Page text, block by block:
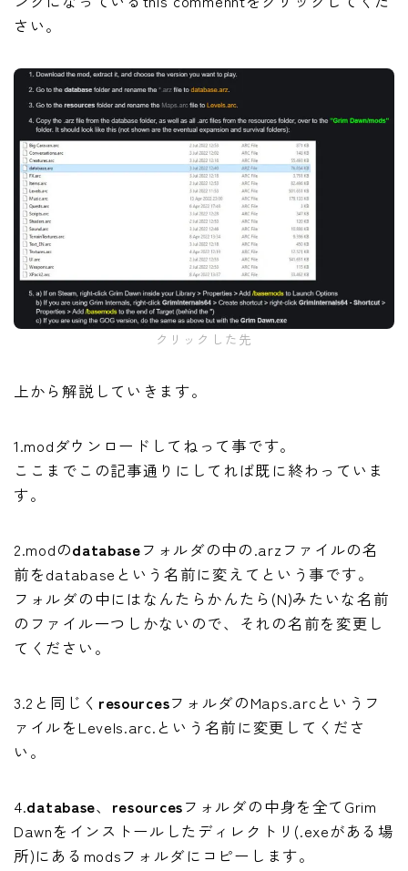
さい。
クリックした先
上から解説していきます。
1.modダウンロードしてねって事です。
ここまでこの記事通りにしてれば既に終わっていま
す。
2.modのdatabaseフォルダの中の.arzファイルの名
前をdatabaseという名前に変えてという事です。
フォルダの中にはなんたらかんたら(N)みたいな名前
のファイル一つしかないので、それの名前を変更し
てください。
3.2と同じく resourcesフォルダのMaps.arcというフ
ァイルをLevels.arc.という名前に変更してくださ
い。
4.database、 resourcesフォルダの中身を全てGrim
Dawnをインストールしたディレクトリ(.exeがある場
所)にあるmodsフォルダにコピーします。